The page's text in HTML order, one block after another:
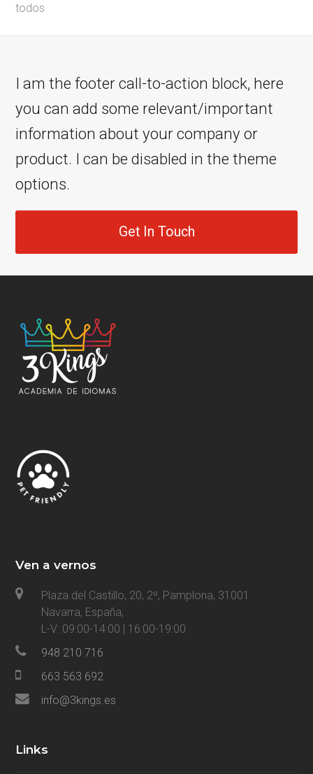
post:
todos
I am the footer call-to-action block, here
you can add some relevant/important
information about your company or
product. I can be disabled in the theme
options.
Get In Touch
Ven a vernos
Plaza del Castillo, 20, 2º, Pamplona, 31001
Navarra, España,
L-V: 09:00-14:00 | 16:00-19:00
948 210 716
663 563 692
info@3kings.es
Links